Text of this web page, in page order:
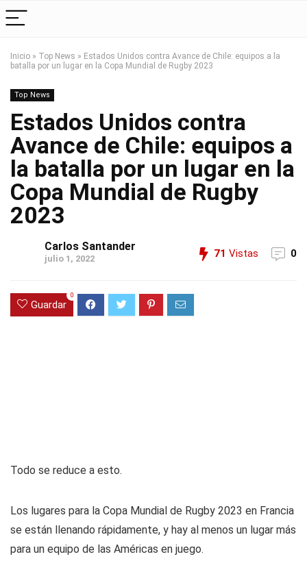
Inicio » Top News » Estados Unidos contra Avance de Chile: equipos a la
batalla por un lugar en la Copa Mundial de Rugby 2023
Top News
Estados Unidos contra
Avance de Chile: equipos a
la batalla por un lugar en la
Copa Mundial de Rugby
2023
Carlos Santander
julio 1, 2022 71 Vistas 0
Guardar
0
Todo se reduce a esto.
Los lugares para la Copa Mundial de Rugby 2023 en Francia
se están llenando rápidamente, y hay al menos un lugar más
para un equipo de las Américas en juego.